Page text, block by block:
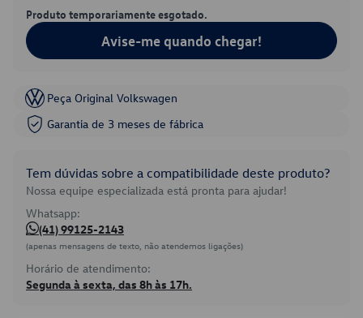
Produto temporariamente esgotado.
Avise-me quando chegar!
Peça Original Volkswagen
Garantia de 3 meses de fábrica
Tem dúvidas sobre a compatibilidade deste produto?
Nossa equipe especializada está pronta para ajudar!
Whatsapp:
(41) 99125-2143
(apenas mensagens de texto, não atendemos ligações)
Horário de atendimento:
Segunda à sexta, das 8h às 17h.